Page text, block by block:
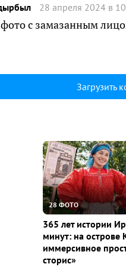
28 апреля 2024 в
с замазанным
Загрузить
28 ФОТО
365 лет истории
минут: на острове
иммерсивное
сторис»